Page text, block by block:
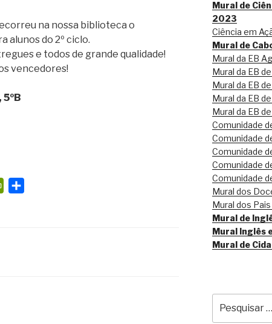
na nossa biblioteca o
alunos do 2º ciclo.
e todos de grande qualidade!
vencedores!
5ºB
Mural de
2023
Ciência em
Mural de
Mural da EB
Mural da EB
Mural da EB
Mural da EB
Mural da EB
Comunidade
Comunidade
Comunidade
Comunidade
Comunidade
Mural dos
Mural dos
Mural de
Mural Inglês
Mural de
por: